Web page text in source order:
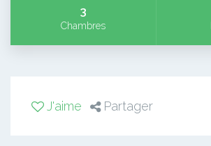
3
Chambres
J'aime Partager